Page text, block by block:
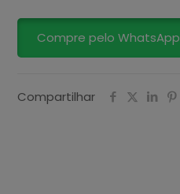
Compre pelo WhatsApp
Compartilhar